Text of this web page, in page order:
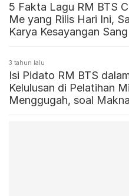
5 Fakta Lagu RM BTS
Me yang Rilis Hari Ini,
Karya Kesayangan
3 tahun lalu
Isi Pidato RM BTS
Kelulusan di Pelatihan
Menggugah, soal